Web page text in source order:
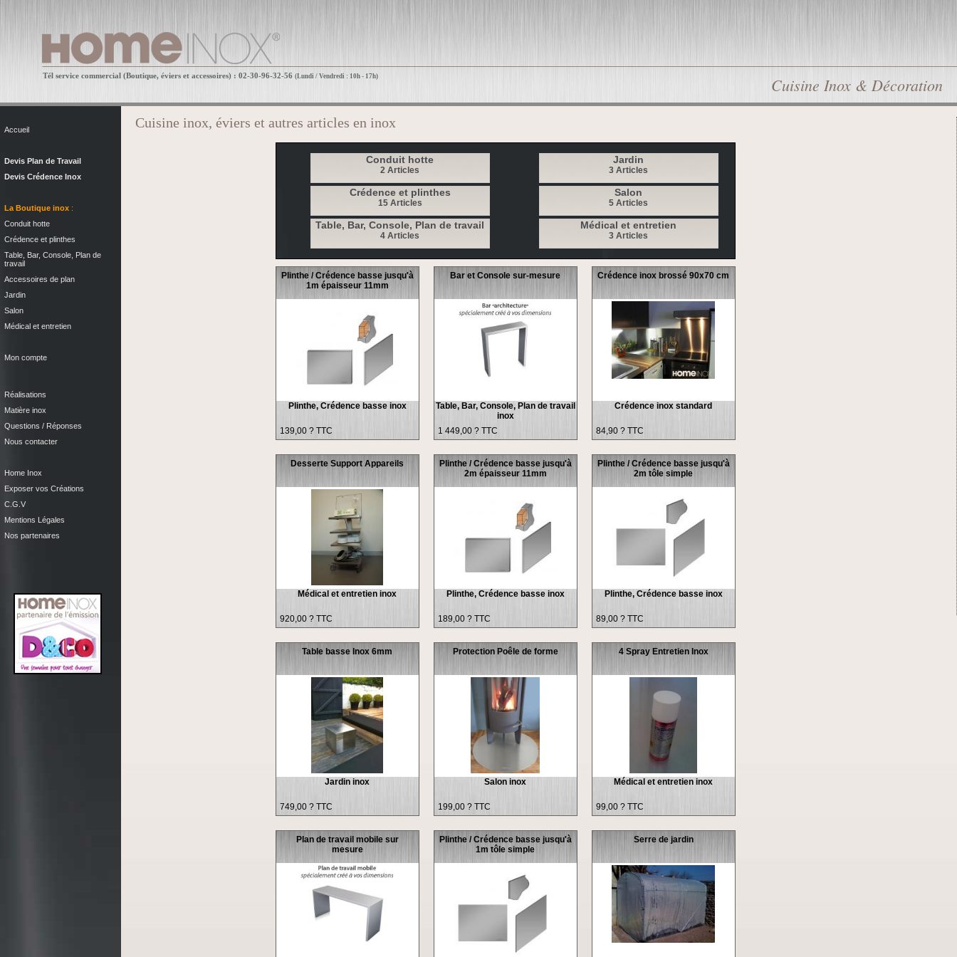
Tél service commercial (Boutique, éviers et accessoires) : 02-30-96-32-56 (Lundi / Vendredi : 10h - 17h) Cuisine Inox & Décoration
Accueil
Devis Plan de Travail
Devis Crédence Inox
La Boutique inox :
Conduit hotte
Crédence et plinthes
Table, Bar, Console, Plan de
travail
Accessoires de plan
Jardin
Salon
Médical et entretien
Mon compte
Réalisations
Matière inox
Questions / Réponses
Nous contacter
Home Inox
Exposer vos Créations
C.G.V
Mentions Légales
Nos partenaires
Cuisine inox, éviers et autres articles en inox
Conduit hotte
2 Articles
Crédence et plinthes
15 Articles
Table, Bar, Console, Plan de travail
4 Articles
Jardin
3 Articles
Salon
5 Articles
Médical et entretien
3 Articles
Plinthe / Crédence basse jusqu'à
1m épaisseur 11mm
Plinthe, Crédence basse inox
139,00 ? TTC
Bar et Console sur-mesure
Table, Bar, Console, Plan de travail
inox
1 449,00 ? TTC
Crédence inox brossé 90x70 cm
Crédence inox standard
84,90 ? TTC
Desserte Support Appareils
Médical et entretien inox
920,00 ? TTC
Plinthe / Crédence basse jusqu'à
2m épaisseur 11mm
Plinthe, Crédence basse inox
189,00 ? TTC
Plinthe / Crédence basse jusqu'à
2m tôle simple
Plinthe, Crédence basse inox
89,00 ? TTC
Table basse Inox 6mm
Jardin inox
749,00 ? TTC
Protection Poêle de forme
Salon inox
199,00 ? TTC
4 Spray Entretien Inox
Médical et entretien inox
99,00 ? TTC
Plan de travail mobile sur
mesure
Plinthe / Crédence basse jusqu'à
1m tôle simple
Serre de jardin